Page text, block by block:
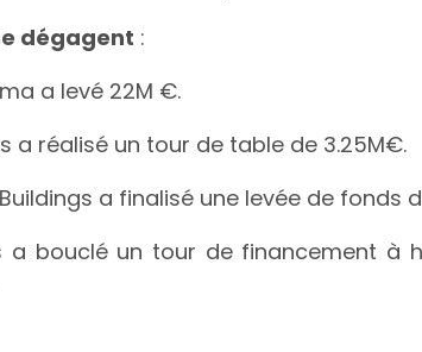
dégagent :
a levé 22M €.
a réalisé un tour de table de 3.25M€.
a finalisé une levée de fonds
a bouclé un tour de financement à